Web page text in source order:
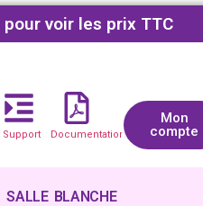
voir les prix TTC
Support Documentations
Mon
compte
SALLE BLANCHE